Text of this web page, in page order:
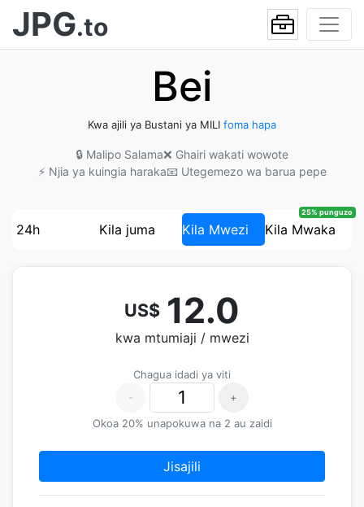
JPG.to
Bei
Kwa ajili ya Bustani ya MILI foma hapa
🔒 Malipo Salama❌ Ghairi wakati wowote
⚡ Njia ya kuingia haraka📧 Utegemezo wa barua pepe
24h Kila juma Kila Mwezi Kila Mwaka
25% punguzo
US$ 12.0
kwa mtumiaji / mwezi
Chagua idadi ya viti
-
+
Okoa 20% unapokuwa na 2 au zaidi
Jisajili